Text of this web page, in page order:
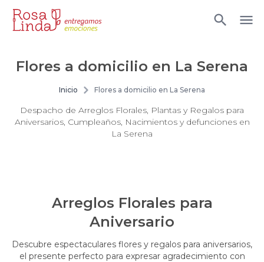
Flores a domicilio en La Serena
Inicio Flores a domicilio en La Serena
Despacho de Arreglos Florales, Plantas y Regalos para
Aniversarios, Cumpleaños, Nacimientos y defunciones en
La Serena
Arreglos Florales para
Aniversario
Descubre espectaculares flores y regalos para aniversarios,
el presente perfecto para expresar agradecimiento con